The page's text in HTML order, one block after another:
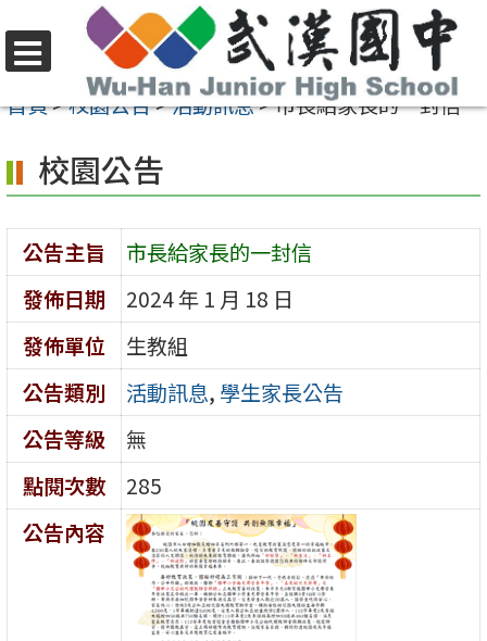
至
內
容
區
選
單
首頁>校園公告>活動訊息>市長給家長的一封信
校園公告
公告主旨
市長給家長的一封信
發佈日期
2024 年 1 月 18 日
發佈單位
生教組
公告類別
活動訊息, 學生家長公告
公告等級
無
點閱次數
285
公告內容